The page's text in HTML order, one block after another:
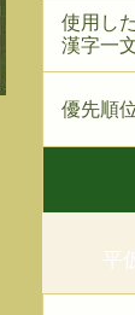
使用し
漢字一
優先順
平